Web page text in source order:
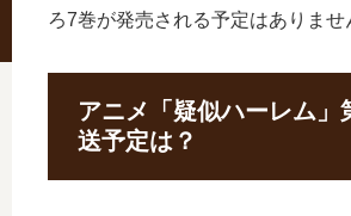
ろ7巻が発売される予定はありませ
アニメ「疑似ハーレム」
送予定は？